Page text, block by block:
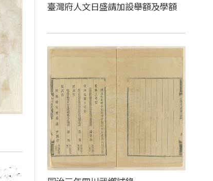
臺灣府人文日盛請加設舉額及學額